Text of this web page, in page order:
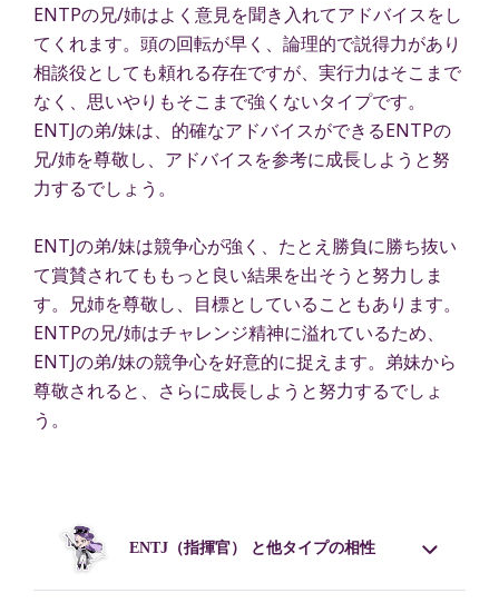
ENTPの兄/姉はよく意見を聞き入れてアドバイスをし
てくれます。頭の回転が早く、論理的で説得力があり
相談役としても頼れる存在ですが、実行力はそこまで
なく、思いやりもそこまで強くないタイプです。
ENTJの弟/妹は、的確なアドバイスができるENTPの
兄/姉を尊敬し、アドバイスを参考に成長しようと努
力するでしょう。
ENTJの弟/妹は競争心が強く、たとえ勝負に勝ち抜い
て賞賛されてももっと良い結果を出そうと努力しま
す。兄姉を尊敬し、目標としていることもあります。
ENTPの兄/姉はチャレンジ精神に溢れているため、
ENTJの弟/妹の競争心を好意的に捉えます。弟妹から
尊敬されると、さらに成長しようと努力するでしょ
う。
ENTJ （指揮官） と他タイプの相性